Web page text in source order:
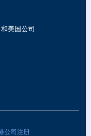
美国公司
公司注册